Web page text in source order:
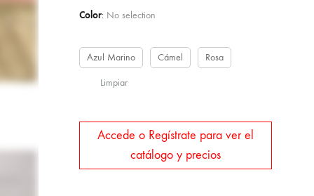
Color: No selection
Azul Marino Cámel Rosa
Limpiar
Accede o Regístrate para ver el
catálogo y precios